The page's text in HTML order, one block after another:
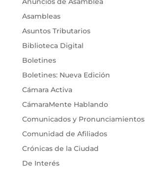
Asambleas
Asuntos Tributarios
Biblioteca Digital
Boletines
Boletines: Nueva Edición
Cámara Activa
CámaraMente Hablando
Comunicados y Pronunciamientos
Comunidad de Afiliados
Crónicas de la Ciudad
De Interés